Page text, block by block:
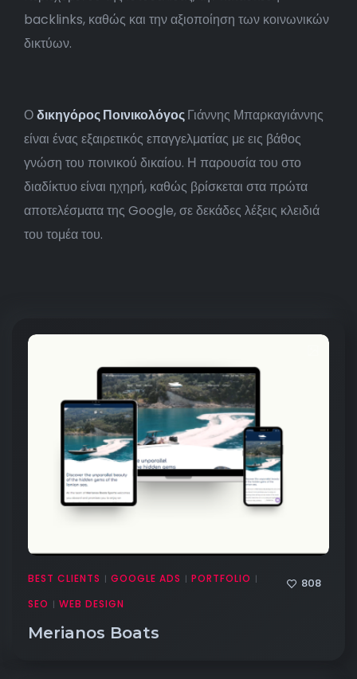
backlinks, καθώς και την αξιοποίηση των κοινωνικών
δικτύων.
Οδικηγόρος ΠοινικολόγοςΓιάννης Μπαρκαγιάννης
είναι ένας εξαιρετικός επαγγελματίας με εις βάθος
γνώση του ποινικού δικαίου. Η παρουσία του στο
διαδίκτυο είναι ηχηρή, καθώς βρίσκεται στα πρώτα
αποτελέσματα της Google, σε δεκάδες λέξεις κλειδιά
του τομέα του.
BEST CLIENTS | GOOGLE ADS | PORTFOLIO |
SEO | WEB DESIGN
808
Merianos Boats